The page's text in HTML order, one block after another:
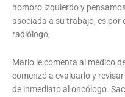
hombro izquierdo y
asociada a su trabajo, es por
radiólogo,
Mario le comenta al médico
comenzó a evaluarlo y
de inmediato al oncólogo.